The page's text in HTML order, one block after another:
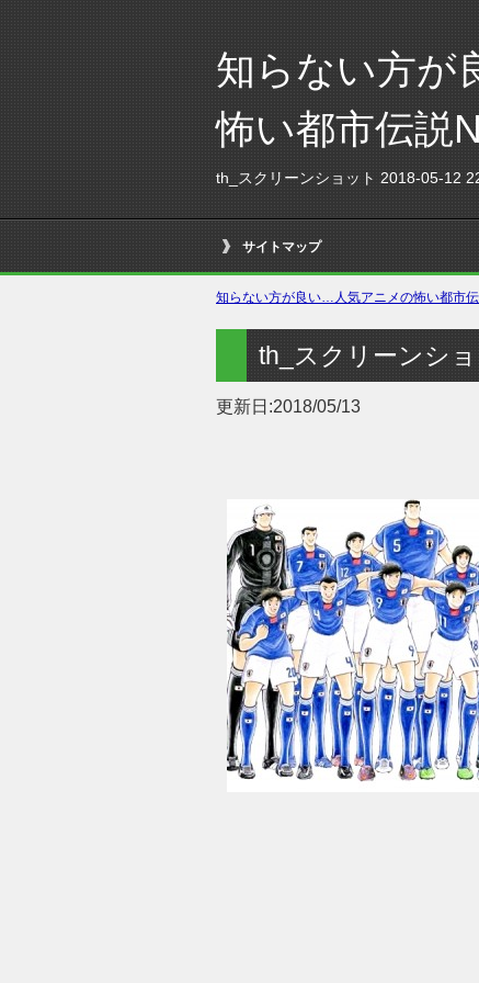
知らない方が
怖い都市伝説
th_スクリーンショット 2018-05-12
サイトマップ
知らない方が良い…人気アニメの怖い都市
th_スクリーンシ
更新日:2018/05/13